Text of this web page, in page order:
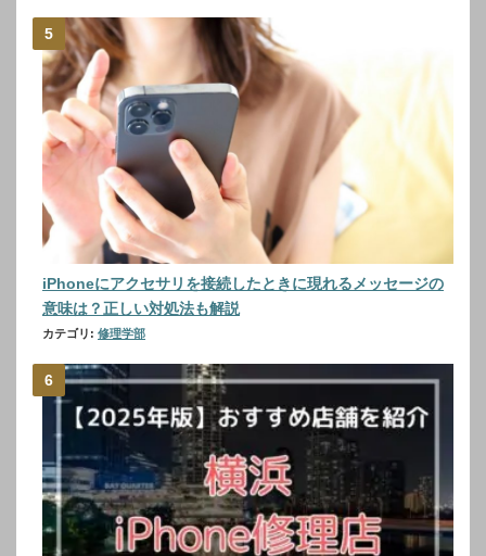
iPhoneにアクセサリを接続したときに現れるメッセージの
意味は？正しい対処法も解説
カテゴリ: 修理学部